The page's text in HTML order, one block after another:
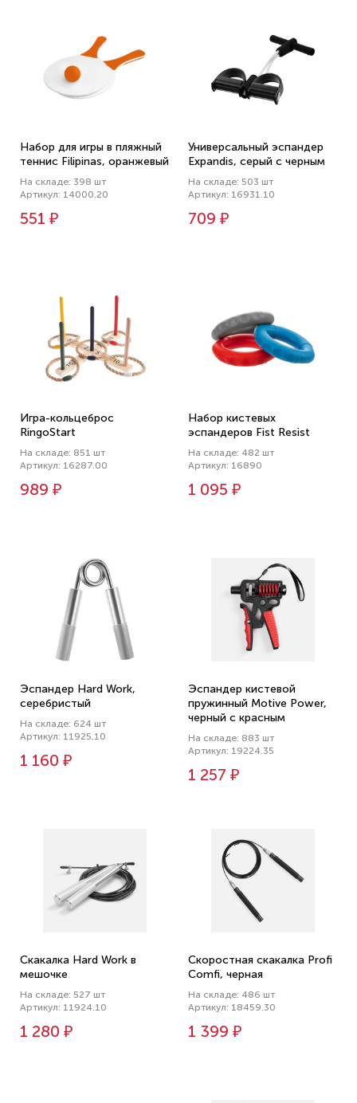
Набор для игры в пляжный
теннис Filipinas, оранжевый
На складе: 398 шт
Артикул: 14000.20
551 ₽
Универсальный эспандер
Expandis, серый с черным
На складе: 503 шт
Артикул: 16931.10
709 ₽
Игра-кольцеброс
RingoStart
На складе: 851 шт
Артикул: 16287.00
989 ₽
Набор кистевых
эспандеров Fist Resist
На складе: 482 шт
Артикул: 16890
1 095 ₽
Эспандер Hard Work,
серебристый
На складе: 624 шт
Артикул: 11925.10
1 160 ₽
Эспандер кистевой
пружинный Motive Power,
черный с красным
На складе: 883 шт
Артикул: 19224.35
1 257 ₽
Скакалка Hard Work в
мешочке
На складе: 527 шт
Артикул: 11924.10
1 280 ₽
Скоростная скакалка Profi
Comfi, черная
На складе: 486 шт
Артикул: 18459.30
1 399 ₽